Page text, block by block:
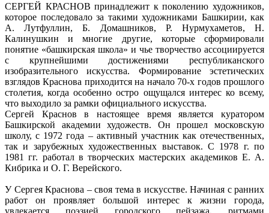
СЕРГЕЙ КРАСНОВ принадлежит к поколению художников,
которое последовало за такими художниками Башкирии, как
А. Лутфуллин, Б. Домашников, Р. Нурмухаметов, Н.
Калинушкин и многие другие, которые сформировали
понятие «башкирская школа» и чье творчество ассоциируется
с крупнейшими достижениями республиканского
изобразительного искусства. Формирование эстетических
взглядов Краснова приходится на начало 70-х годов прошлого
столетия, когда особенно остро ощущался интерес ко всему,
что выходило за рамки официального искусства.
Сергей Краснов в настоящее время является куратором
Башкирской академии художеств. Он прошел московскую
школу, с 1972 года – активный участник как отечественных,
так и зарубежных художественных выставок. С 1978 г. по
1981 гг. работал в творческих мастерских академиков Е. А.
Кибрика и О. Г. Верейского.
У Сергея Краснова – своя тема в искусстве. Начиная с ранних
работ он проявляет большой интерес к жизни города,
увлекается поэзией городского пейзажа, ритмами